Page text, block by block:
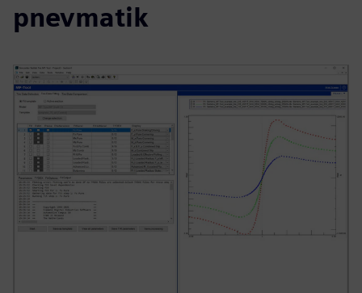
pnevmatik